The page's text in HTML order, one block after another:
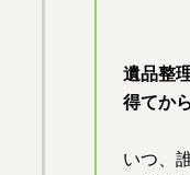
遺品整
得てから
いつ、